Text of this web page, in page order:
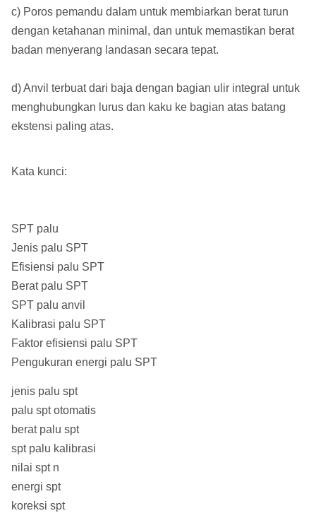
c) Poros pemandu dalam untuk membiarkan berat turun
dengan ketahanan minimal, dan untuk memastikan berat
badan menyerang landasan secara tepat.
d) Anvil terbuat dari baja dengan bagian ulir integral untuk
menghubungkan lurus dan kaku ke bagian atas batang
ekstensi paling atas.
Kata kunci:
SPT palu
Jenis palu SPT
Efisiensi palu SPT
Berat palu SPT
SPT palu anvil
Kalibrasi palu SPT
Faktor efisiensi palu SPT
Pengukuran energi palu SPT
jenis palu spt
palu spt otomatis
berat palu spt
spt palu kalibrasi
nilai spt n
energi spt
koreksi spt